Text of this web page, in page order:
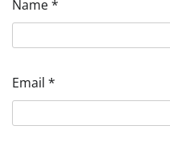
Name*
Email *